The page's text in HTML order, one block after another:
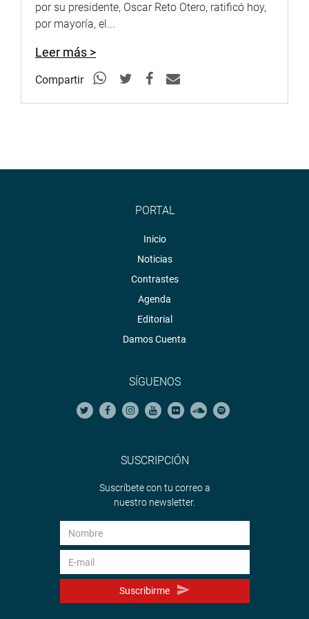
por su presidente, Oscar Reto Otero, ratificó hoy,
por mayoría, el...
Leer más >
Compartir
PORTAL
Inicio
Noticias
Contrastes
Agenda
Editorial
Damos Cuenta
SÍGUENOS
SUSCRIPCIÓN
Suscríbete con tu correo a
nuestro newsletter.
Suscribirme